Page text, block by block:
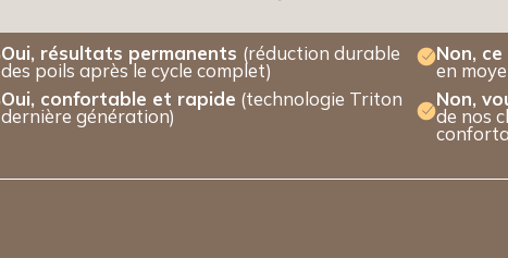
Oui, résultats permanents (réduction durable
des poils après le cycle complet)
Oui, confortable et rapide (technologie Triton
dernière génération)
Non,
en
Non,
de nos